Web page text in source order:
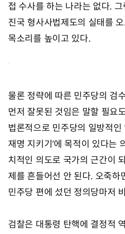
접 수사를 하는 나라는 없다.
진국 형사사법제도의 실태를
목소리를 높이고 있다.
물론 정략에 따른 민주당의 검
먼저 잘못된 것임은 말할 필요
법론적으로 민주당의 일방적인
재명 지키기’에 목적이 있다는
치적인 의도로 국가의 근간이
제를 흔들어선 안 된다. 오죽하
민주당 편에 섰던 정의당마저
검찰은 대통령 탄핵에 결정적